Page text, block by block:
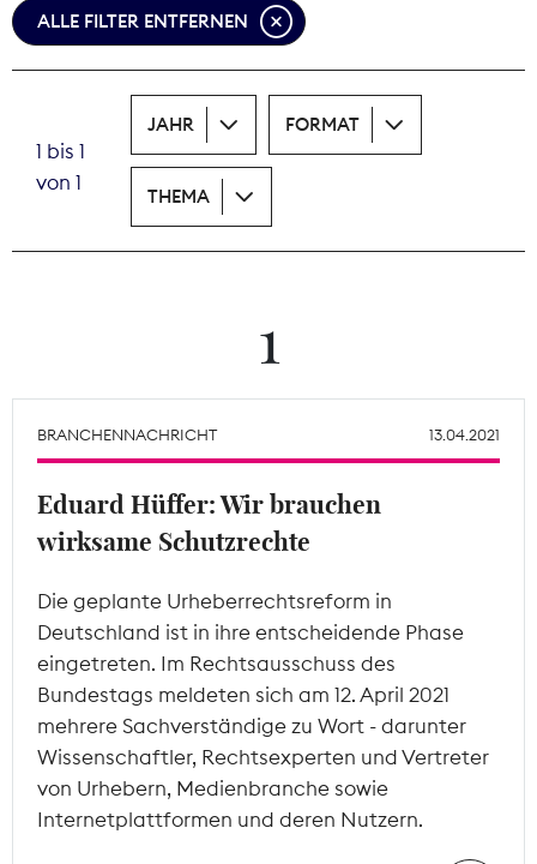
Print
Theodor-Wolff-Preis
ALLE FILTER ENTFERNEN
1 bis 1
von 1
JAHR FORMAT
THEMA
1
BRANCHENNACHRICHT 13.04.2021
Eduard Hüffer: Wir brauchen
wirksame Schutzrechte
Die geplante Urheberrechtsreform in
Deutschland ist in ihre entscheidende Phase
eingetreten. Im Rechtsausschuss des
Bundestags meldeten sich am 12. April 2021
mehrere Sachverständige zu Wort - darunter
Wissenschaftler, Rechtsexperten und Vertreter
von Urhebern, Medienbranche sowie
Internetplattformen und deren Nutzern.